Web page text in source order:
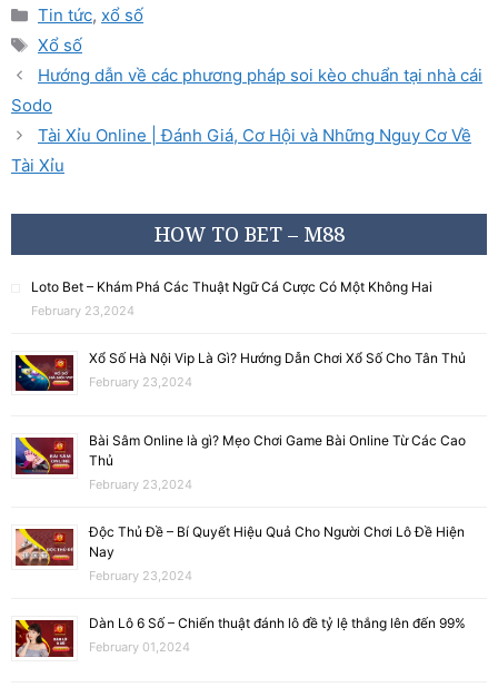
Tin tức, xổ số
Xổ số
Hướng dẫn về các phương pháp soi kèo chuẩn tại nhà cái
Sodo
Tài Xỉu Online | Đánh Giá, Cơ Hội và Những Nguy Cơ Về
Tài Xỉu
HOW TO BET – M88
Loto Bet – Khám Phá Các Thuật Ngữ Cá Cược Có Một Không Hai
February 23,2024
Xổ Số Hà Nội Vip Là Gì? Hướng Dẫn Chơi Xổ Số Cho Tân Thủ
February 23,2024
Bài Sâm Online là gì? Mẹo Chơi Game Bài Online Từ Các Cao
Thủ
February 23,2024
Độc Thủ Đề – Bí Quyết Hiệu Quả Cho Người Chơi Lô Đề Hiện
Nay
February 23,2024
Dàn Lô 6 Số – Chiến thuật đánh lô đề tỷ lệ thắng lên đến 99%
February 01,2024